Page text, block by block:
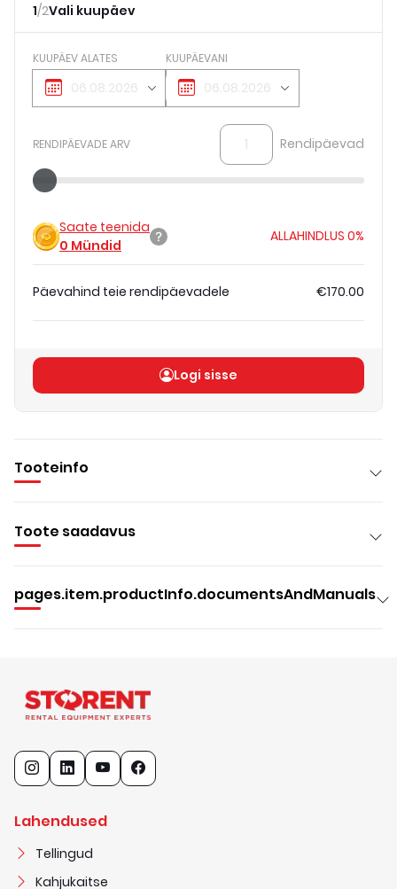
1/2Vali kuupäev
KUUPÄEV ALATES KUUPÄEVANI
RENDIPÄEVADE ARV Rendipäevad
Saate teenida
0 Mündid
ALLAHINDLUS 0%
Päevahind teie rendipäevadele €170.00
Logi sisse
Tooteinfo
Toote saadavus
pages.item.productInfo.documentsAndManuals
Lahendused
Tellingud
Kahjukaitse